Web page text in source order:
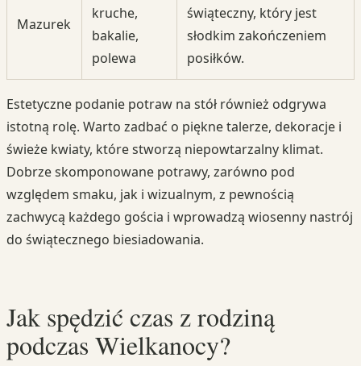
Mazurek
kruche,
bakalie,
polewa
świąteczny, który jest
słodkim zakończeniem
posiłków.
Estetyczne podanie potraw na stół również odgrywa
istotną rolę. Warto zadbać o piękne talerze, dekoracje i
świeże kwiaty, które stworzą niepowtarzalny klimat.
Dobrze skomponowane potrawy, zarówno pod
względem smaku, jak i wizualnym, z pewnością
zachwycą każdego gościa i wprowadzą wiosenny nastrój
do świątecznego biesiadowania.
Jak spędzić czas z rodziną
podczas Wielkanocy?